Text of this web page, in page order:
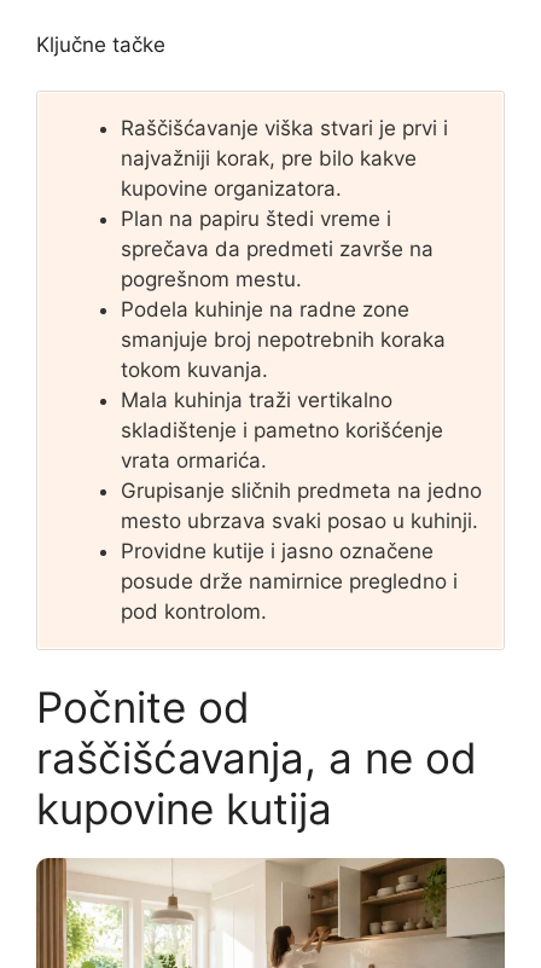
Ključne tačke
Raščišćavanje viška stvari je prvi i
najvažniji korak, pre bilo kakve
kupovine organizatora.
Plan na papiru štedi vreme i
sprečava da predmeti završe na
pogrešnom mestu.
Podela kuhinje na radne zone
smanjuje broj nepotrebnih koraka
tokom kuvanja.
Mala kuhinja traži vertikalno
skladištenje i pametno korišćenje
vrata ormarića.
Grupisanje sličnih predmeta na jedno
mesto ubrzava svaki posao u kuhinji.
Providne kutije i jasno označene
posude drže namirnice pregledno i
pod kontrolom.
Počnite od
raščišćavanja, a ne od
kupovine kutija